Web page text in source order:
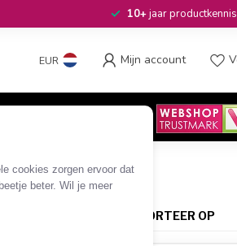
cookies zorgen ervoor dat
beter. Wil je meer
10+jaar productkennis
EUR Mijn account
SORTEER OP